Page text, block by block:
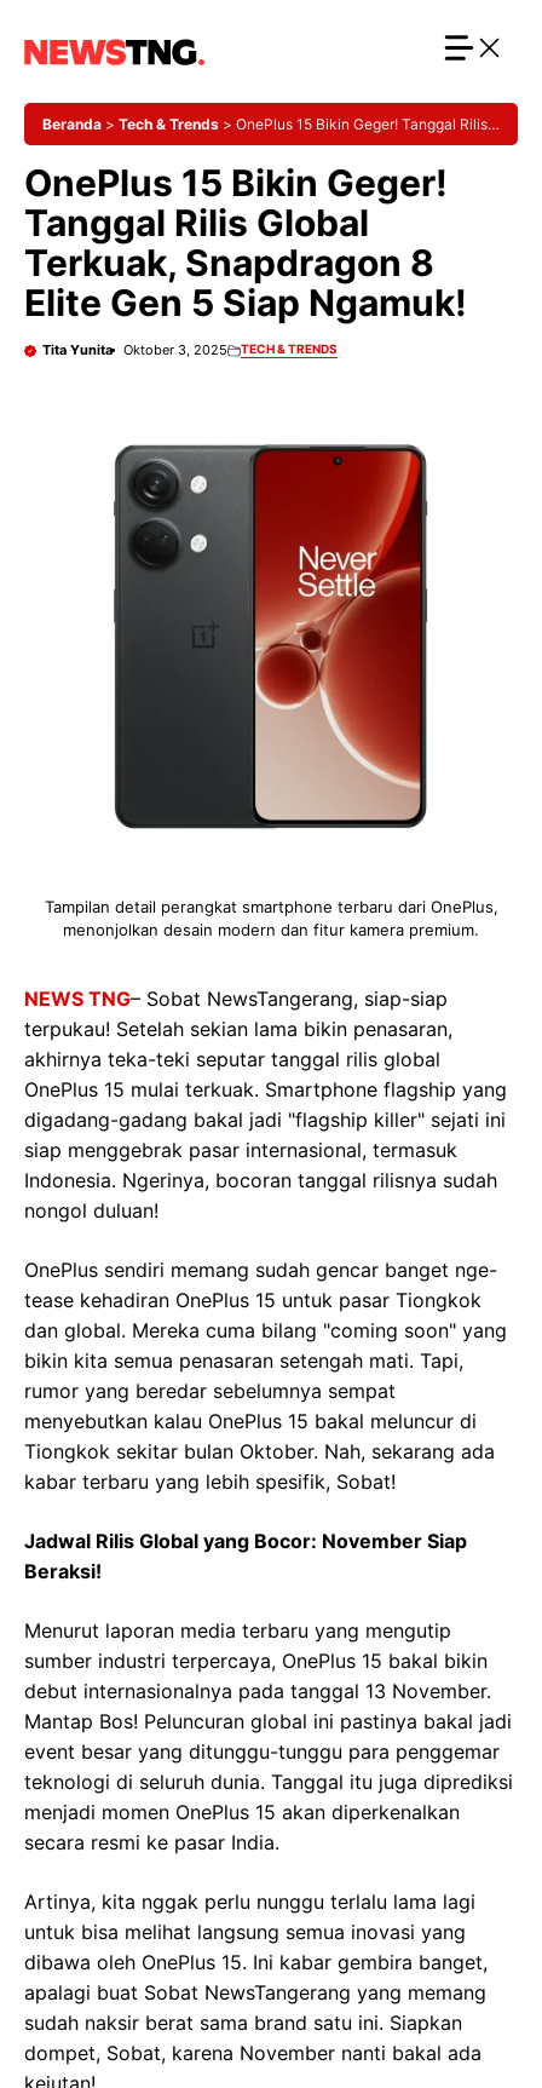
Beranda > Tech & Trends > OnePlus 15 Bikin Geger! Tanggal Rilis
OnePlus 15 Bikin Geger!
Tanggal Rilis Global
Terkuak, Snapdragon 8
Elite Gen 5 Siap Ngamuk!
Tita Yunita Oktober 3, 2025 TECH & TRENDS
Tampilan detail perangkat smartphone terbaru dari OnePlus,
menonjolkan desain modern dan fitur kamera premium.
NEWS TNG– Sobat NewsTangerang, siap-siap
terpukau! Setelah sekian lama bikin penasaran,
akhirnya teka-teki seputar tanggal rilis global
OnePlus 15 mulai terkuak. Smartphone flagship yang
digadang-gadang bakal jadi "flagship killer" sejati ini
siap menggebrak pasar internasional, termasuk
Indonesia. Ngerinya, bocoran tanggal rilisnya sudah
nongol duluan!
OnePlus sendiri memang sudah gencar banget nge-
tease kehadiran OnePlus 15 untuk pasar Tiongkok
dan global. Mereka cuma bilang "coming soon" yang
bikin kita semua penasaran setengah mati. Tapi,
rumor yang beredar sebelumnya sempat
menyebutkan kalau OnePlus 15 bakal meluncur di
Tiongkok sekitar bulan Oktober. Nah, sekarang ada
kabar terbaru yang lebih spesifik, Sobat!
Jadwal Rilis Global yang Bocor: November Siap
Beraksi!
Menurut laporan media terbaru yang mengutip
sumber industri terpercaya, OnePlus 15 bakal bikin
debut internasionalnya pada tanggal 13 November.
Mantap Bos! Peluncuran global ini pastinya bakal jadi
event besar yang ditunggu-tunggu para penggemar
teknologi di seluruh dunia. Tanggal itu juga diprediksi
menjadi momen OnePlus 15 akan diperkenalkan
secara resmi ke pasar India.
Artinya, kita nggak perlu nunggu terlalu lama lagi
untuk bisa melihat langsung semua inovasi yang
dibawa oleh OnePlus 15. Ini kabar gembira banget,
apalagi buat Sobat NewsTangerang yang memang
sudah naksir berat sama brand satu ini. Siapkan
dompet, Sobat, karena November nanti bakal ada
kejutan!